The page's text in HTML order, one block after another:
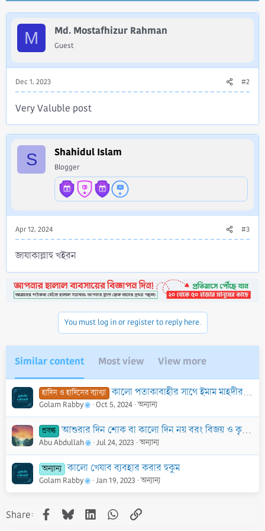
:
M Md. Mostafhizur Rahman
Guest
Dec 1, 2023 #2
Very Valuble post
S Shahidul Islam
Blogger
Apr 12, 2024 #3
জাযাকাল্লাহু খইরন
You must log in or register to reply here.
Similar content Most view View more
হাদিস ও হাদিসের ব্যাখ্যা কালো পতাকাবাহীর সাথে ইমাম মাহদীর আগমন সংক্রান্ত হাদীস
Golam Rabby Oct 5, 2024 অন্যান্য
প্রবন্ধ আশুরার দিন শোক বা কালো দিন নয় বরং বিজয় ও কৃতজ্ঞতা আদায়ের দিন
Abu Abdullah Jul 24, 2023 অন্যান্য
অন্যান্য কালো খেযাব ব্যবহার করার হুকুম
Golam Rabby Jan 19, 2023 অন্যান্য
Share: Facebook
BlueskyLinkedInWhatsApp
Link